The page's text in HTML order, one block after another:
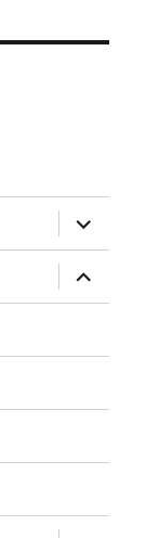
하
위
메
뉴
확
장
하
위
메
장